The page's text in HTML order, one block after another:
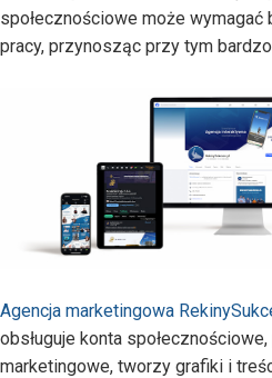
społecznościowe może wymagać
pracy, przynosząc przy tym
Agencja marketingowa
obsługuje konta
marketingowe, tworzy grafiki i